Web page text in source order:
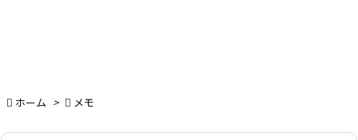
 ホーム >  メモ